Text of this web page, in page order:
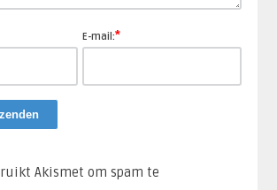
E-mail:*
Akismet om spam te